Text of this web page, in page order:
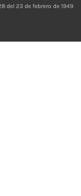
del 23 de febrero de 1949